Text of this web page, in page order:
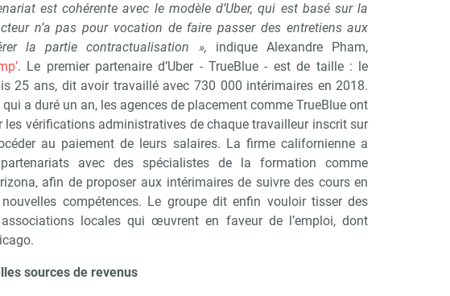
est cohérente avec le modèle d’Uber, qui est basé sur la
n’a pas pour vocation de faire passer des entretiens aux
la partie contractualisation », indique Alexandre Pham,
. Le premier partenaire d’Uber - TrueBlue - est de taille : le
25 ans, dit avoir travaillé avec 730 000 intérimaires en 2018.
a duré un an, les agences de placement comme TrueBlue ont
les vérifications administratives de chaque travailleur inscrit sur
au paiement de leurs salaires. La firme californienne a
avec des spécialistes de la formation comme
afin de proposer aux intérimaires de suivre des cours en
compétences. Le groupe dit enfin vouloir tisser des
locales qui œuvrent en faveur de l’emploi, dont
sources de revenus
RH Matin Abonnez-vous à notre newsletter
Non merci, je reçois déjà ! Je déciderai plus tard